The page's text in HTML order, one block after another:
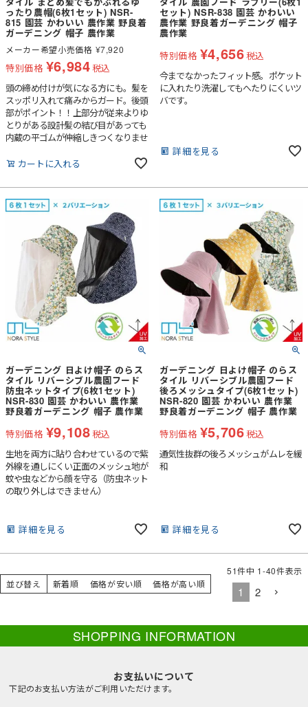
ったり農帽(6枚1セット) NSR-
815 園芸 かわいい 農作業 野良着
ガーデニング 帽子 農作業
メーカー希望小売価格 ¥7,920
特別価格 ¥6,984税込
頭の締め付けが気になる方にも。髪を
スッポリ入れて痛みからガード。後頭
部がポイント！！上部分が従来よりゆ
とりがある設計髪の結び目があっても
内蔵の平ゴムが伸縮しきつくなりませ
カートに入れる
セット) NSR-838 園芸 かわいい
農作業 野良着ガーデニング 帽子
農作業
特別価格 ¥4,656税込
今までなかったフィット感。ポケット
に入れたり洗濯してもへたりにくいツ
バです。
詳細を見る
ガーデニング 日よけ帽子 のらス
タイル リバーシブル農園フード
防虫ネットタイプ(6枚1セット)
NSR-830 園芸 かわいい 農作業
野良着ガーデニング 帽子 農作業
特別価格 ¥9,108税込
生地を両方に貼り合わせているので紫
外線を通しにくい正面のメッシュ地が
蚊や虫などから顔を守る（防虫ネット
の取り外しはできません）
詳細を見る
ガーデニング 日よけ帽子 のらス
タイル リバーシブル農園フード
後ろメッシュタイプ(6枚1セット)
NSR-820 園芸 かわいい 農作業
野良着ガーデニング 帽子 農作業
特別価格 ¥5,706税込
通気性抜群の後ろメッシュがムレを緩
和
詳細を見る
並び替え 新着順 価格が安い順 価格が高い順
51件中 1-40件表示
1 2
SHOPPING INFORMATION
お支払いについて
下記のお支払い方法がご利用いただけます。